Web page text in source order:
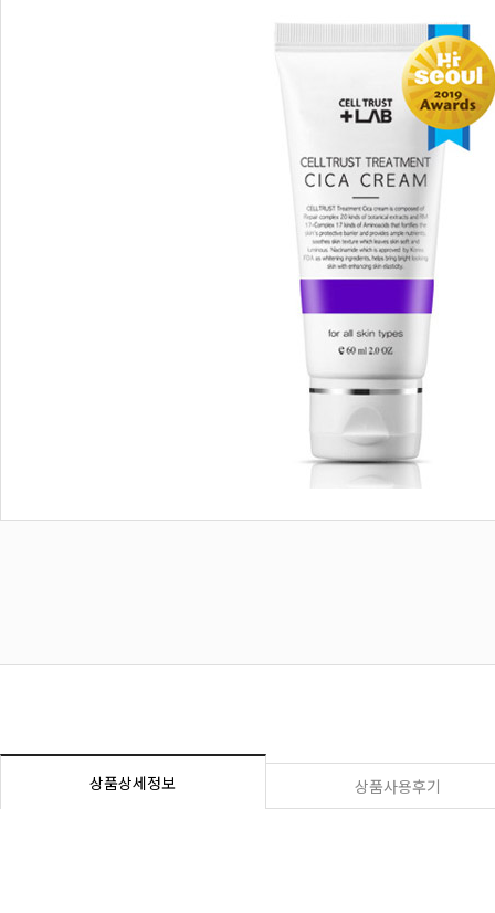
상품상세정보 상품사용후기